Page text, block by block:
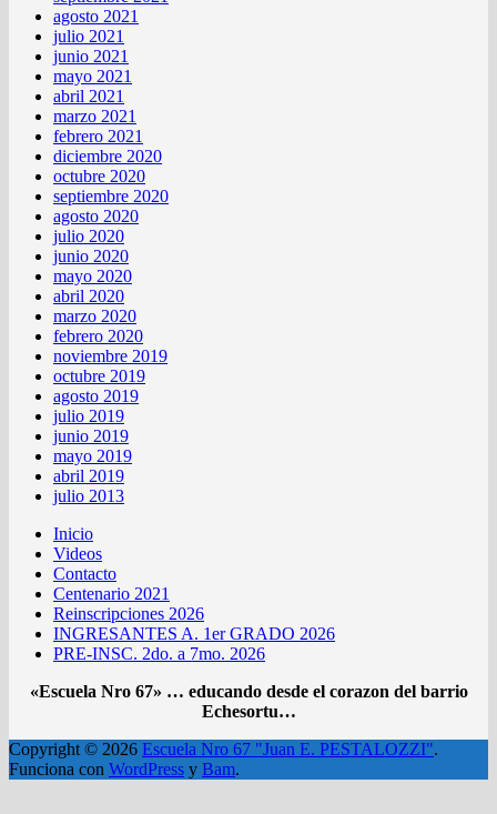
agosto 2021
julio 2021
junio 2021
mayo 2021
abril 2021
marzo 2021
febrero 2021
diciembre 2020
octubre 2020
septiembre 2020
agosto 2020
julio 2020
junio 2020
mayo 2020
abril 2020
marzo 2020
febrero 2020
noviembre 2019
octubre 2019
agosto 2019
julio 2019
junio 2019
mayo 2019
abril 2019
julio 2013
Inicio
Videos
Contacto
Centenario 2021
Reinscripciones 2026
INGRESANTES A. 1er GRADO 2026
PRE-INSC. 2do. a 7mo. 2026
«Escuela Nro 67» … educando desde el corazon del barrio
Echesortu…
Copyright © 2026 Escuela Nro 67 "Juan E. PESTALOZZI".
Funciona con WordPress y Bam.